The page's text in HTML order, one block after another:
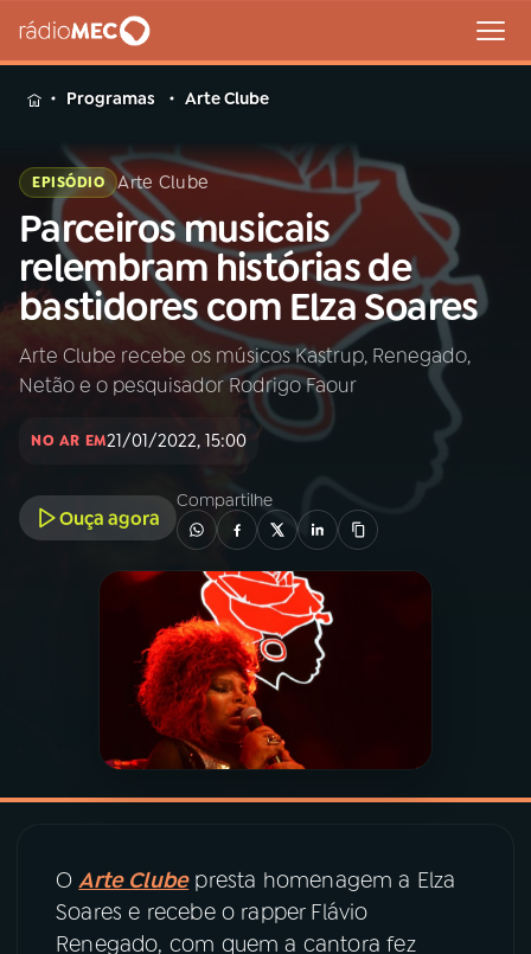
MENU
Buscar
na
Rádio
MEC
Buscar
Início AO VIVO
INÍCIO
A RÁDIO
PROGRAMAÇÃO
PROGRAMAS
PODCASTS
Programas Arte Clube
EPISÓDIO Arte Clube
Parceiros musicais
relembram histórias de
bastidores com Elza Soares
Arte Clube recebe os músicos Kastrup, Renegado,
Netão e o pesquisador Rodrigo Faour
NO AR EM21/01/2022, 15:00
Ouça agora
Compartilhe
OArte Clubepresta homenagem a Elza
Soares e recebe o rapper Flávio
Renegado, com quem a cantora fez